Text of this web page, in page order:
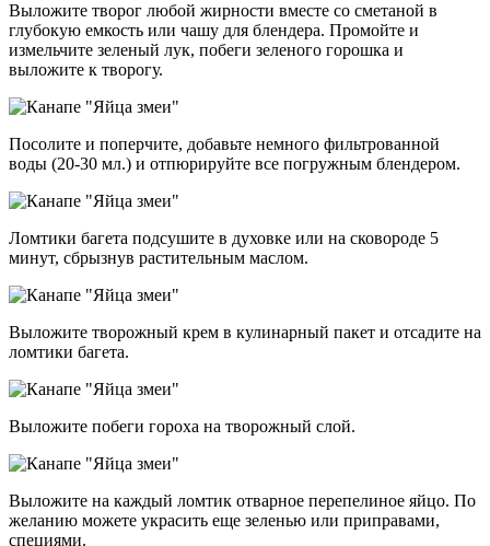
Выложите творог любой жирности вместе со сметаной в
глубокую емкость или чашу для блендера. Промойте и
измельчите зеленый лук, побеги зеленого горошка и
выложите к творогу.
Посолите и поперчите, добавьте немного фильтрованной
воды (20-30 мл.) и отпюрируйте все погружным блендером.
Ломтики багета подсушите в духовке или на сковороде 5
минут, сбрызнув растительным маслом.
Выложите творожный крем в кулинарный пакет и отсадите на
ломтики багета.
Выложите побеги гороха на творожный слой.
Выложите на каждый ломтик отварное перепелиное яйцо. По
желанию можете украсить еще зеленью или приправами,
специями.